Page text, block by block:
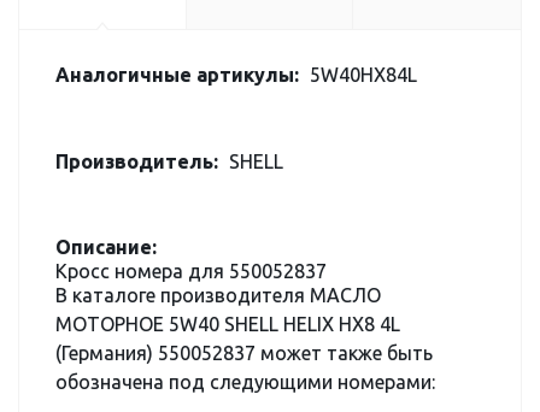
Аналогичные артикулы: 5W40HX84L
Производитель: SHELL
Описание:
Кросс номера для 550052837
В каталоге производителя МАСЛО
МОТОРНОЕ 5W40 SHELL HELIX HX8 4L
(Германия) 550052837 может также быть
обозначена под следующими номерами: